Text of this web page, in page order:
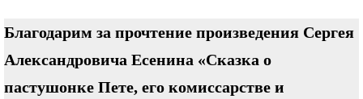
Благодарим за прочтение произведения Сергея
Александровича Есенина «Сказка о
пастушонке Пете, его комиссарстве и